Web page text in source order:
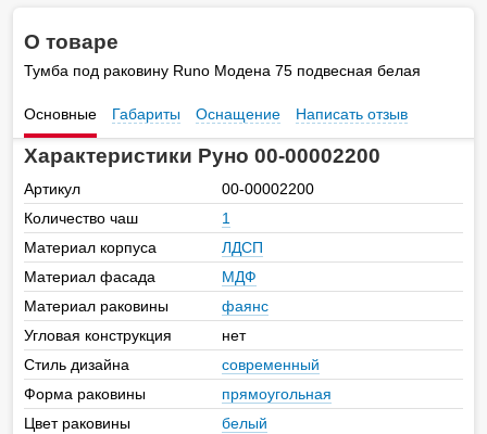
О товаре
Тумба под раковину Runo Модена 75 подвесная белая
Основные Габариты Оснащение Написать отзыв
Характеристики Руно 00-00002200
Артикул
00-00002200
Количество чаш
1
Материал корпуса
ЛДСП
Материал фасада
МДФ
Материал раковины
фаянс
Угловая конструкция
нет
Стиль дизайна
современный
Форма раковины
прямоугольная
Цвет раковины
белый